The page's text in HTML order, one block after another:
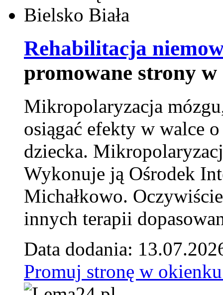
Rehabilitacja
promowane strony
Mikropolaryzacja
osiągać efekty w walce
dziecka.
Wykonuje ją Ośrodek
Michałkowo.
innych terapii
Data dodania:
Promuj stronę w